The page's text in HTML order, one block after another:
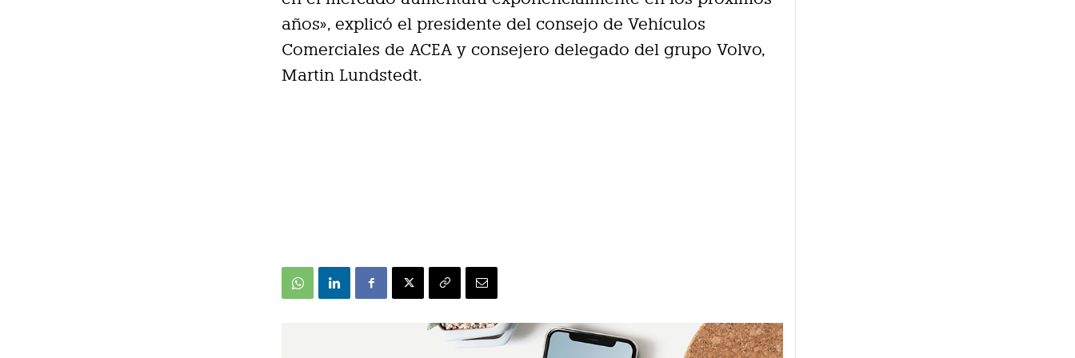
años», explicó el presidente del consejo de Vehículos
Comerciales de ACEA y consejero delegado del grupo Volvo,
Martin Lundstedt.